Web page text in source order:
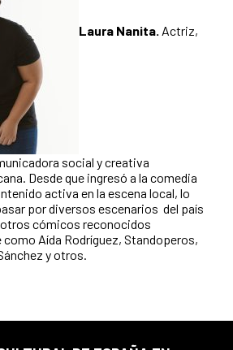
Laura Nanita. Actriz,
social y creativa
Desde que ingresó a la comedia
activa en la escena local, lo
por diversos escenarios del país
otros cómicos reconocidos
Aída Rodríguez, Standoperos,
y otros.